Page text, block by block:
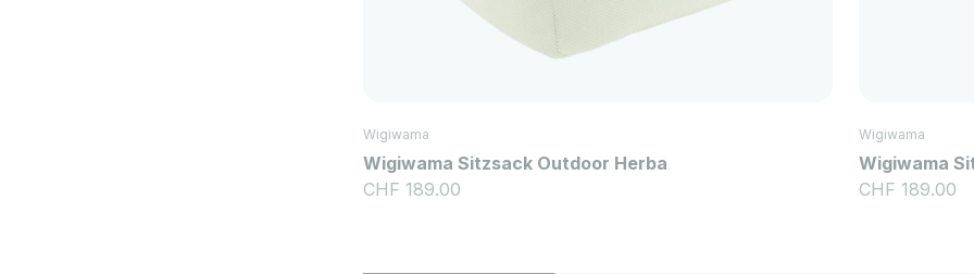
Wigiwama
Wigiwama Sitzsack Outdoor Herba
Angebot
CHF 189.00
Wigiwama
Wigiwama
Angebot
CHF 189.00